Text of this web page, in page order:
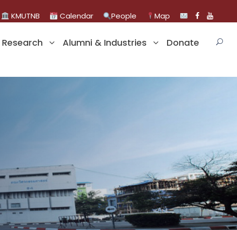
KMUTNB Calendar People Map
Research Alumni & Industries Donate